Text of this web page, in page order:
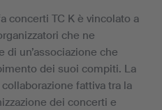
concerti TC K è vincolato a
che ne
di un’associazione che
dei suoi compiti. La
fattiva tra la
dei concerti e